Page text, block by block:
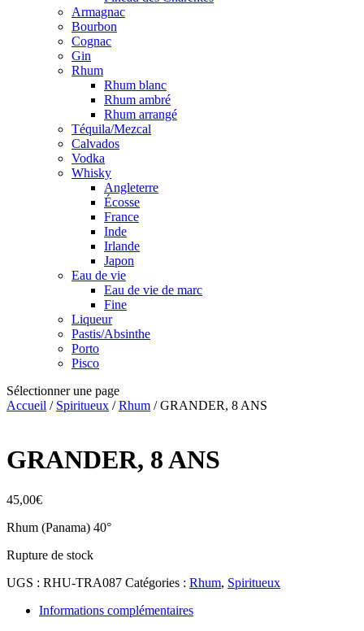
Armagnac
Bourbon
Cognac
Gin
Rhum
Rhum blanc
Rhum ambré
Rhum arrangé
Téquila/Mezcal
Calvados
Vodka
Whisky
Angleterre
Écosse
France
Inde
Irlande
Japon
Eau de vie
Eau de vie de marc
Fine
Liqueur
Pastis/Absinthe
Porto
Pisco
Sélectionner une page
Accueil / Spiritueux /Rhum / GRANDER, 8 ANS
GRANDER, 8 ANS
45,00€
Rhum (Panama) 40°
Rupture de stock
UGS : RHU-TRA087 Catégories : Rhum, Spiritueux
Informations complémentaires